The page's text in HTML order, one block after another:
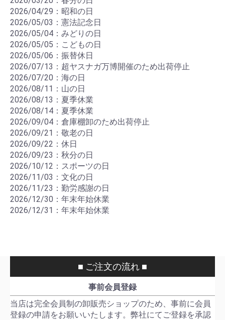
2026/04/29：昭和の日
2026/05/03：憲法記念日
2026/05/04：みどりの日
2026/05/05：こどもの日
2026/05/06：振替休日
2026/07/13：超ヤスナガ万博開催のため出荷停止
2026/07/20：海の日
2026/08/11：山の日
2026/08/13：夏季休業
2026/08/14：夏季休業
2026/09/04：倉庫棚卸のため出荷停止
2026/09/21：敬老の日
2026/09/22：休日
2026/09/23：秋分の日
2026/10/12：スポーツの日
2026/11/03：文化の日
2026/11/23：勤労感謝の日
2026/12/30：年末年始休業
2026/12/31：年末年始休業
■ ご注文の流れ ■
事前会員登録
当店は完全会員制の卸販売ショップのため、事前に会員
登録の申請をお願いいたします。弊社にてご登録を承認